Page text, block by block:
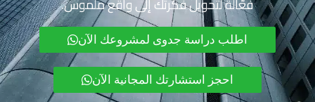
اطلب دراسة جدوى لمشروعك الآن
احجز استشارتك المجانية الآن